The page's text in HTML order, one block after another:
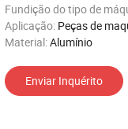
Fundição do tipo de
Aplicação: Peças de
Material:Alumínio
Enviar Inquérito